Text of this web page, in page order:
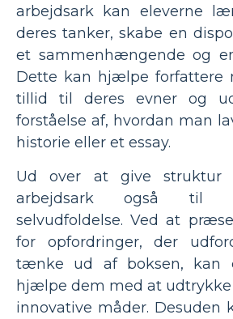
arbejdsark kan eleverne
deres tanker, skabe en
et sammenhængende og
Dette kan hjælpe forfattere
tillid til deres evner og
forståelse af, hvordan man
historie eller et essay.
Ud over at give struktur
arbejdsark også til
selvudfoldelse. Ved at
for opfordringer, der
tænke ud af boksen, kan
hjælpe dem med at udtrykke
innovative måder. Desuden